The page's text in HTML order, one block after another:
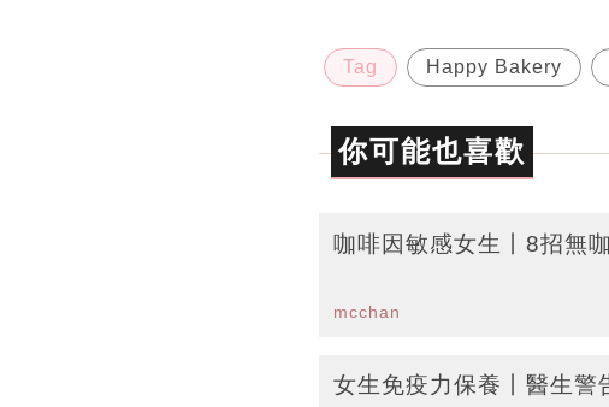
Tag Happy Bakery
你可能也喜歡
咖啡因敏感女生丨8招無
mcchan
女生免疫力保養丨醫生警